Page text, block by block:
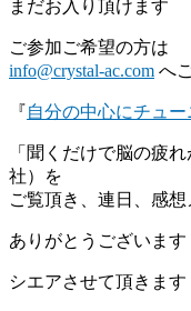
まだお入り頂けます
ご参加ご希望の方は
info@crystal-ac.com へ
『自分の中心にチュ
「聞くだけで脳の疲
社）を
ご覧頂き、連日、感
ありがとうございます
シエアさせて頂きます